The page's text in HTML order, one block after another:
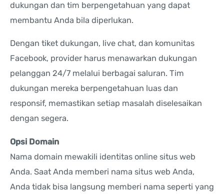
dukungan dan tim berpengetahuan yang dapat
membantu Anda bila diperlukan.
Dengan tiket dukungan, live chat, dan komunitas
Facebook, provider harus menawarkan dukungan
pelanggan 24/7 melalui berbagai saluran. Tim
dukungan mereka berpengetahuan luas dan
responsif, memastikan setiap masalah diselesaikan
dengan segera.
Opsi Domain
Nama domain mewakili identitas online situs web
Anda. Saat Anda memberi nama situs web Anda,
Anda tidak bisa langsung memberi nama seperti yang